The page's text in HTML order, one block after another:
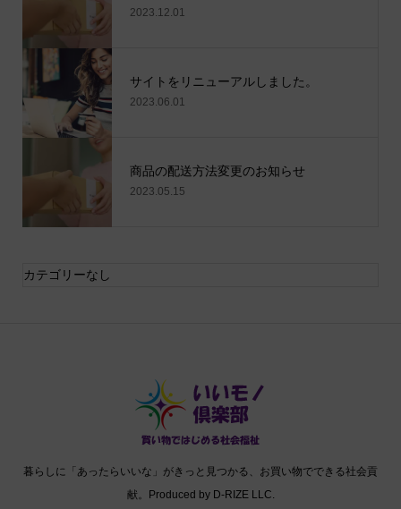
2023.12.01
サイトをリニューアルしました。
2023.06.01
商品の配送方法変更のお知らせ
2023.05.15
カテゴリーなし
暮らしに「あったらいいな」がきっと見つかる、お買い物でできる社会貢
献。Produced by D-RIZE LLC.